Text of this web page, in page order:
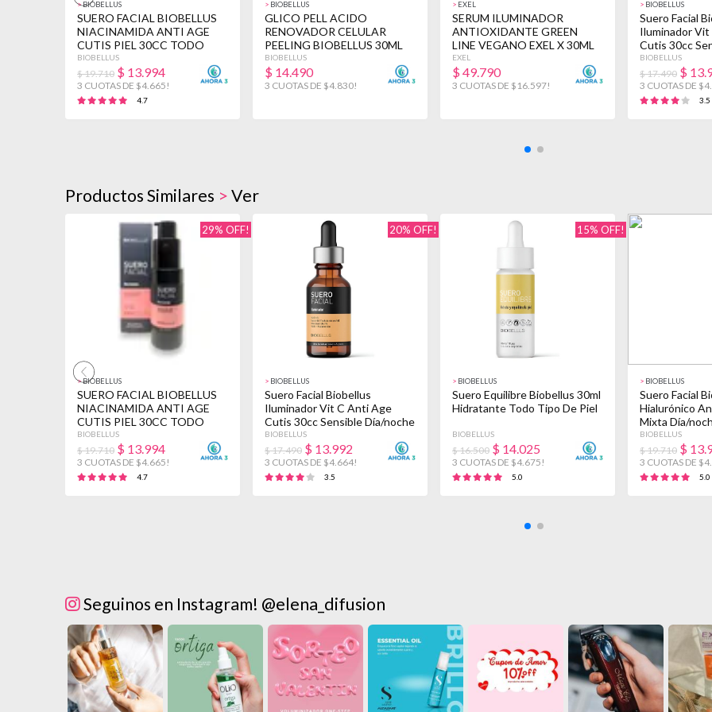
>BIOBELLUS
SUERO FACIAL BIOBELLUS
NIACINAMIDA ANTI AGE
CUTIS PIEL 30CC TODO
TIPO DE PIEL
BIOBELLUS
$ 19.710 $ 13.994
3 CUOTAS DE $4.665!
4.7
> BIOBELLUS
GLICO PELL ACIDO
RENOVADOR CELULAR
PEELING BIOBELLUS 30ML
MIXTA NOCHE
BIOBELLUS
$ 14.490
3 CUOTAS DE $4.830!
> EXEL
SERUM ILUMINADOR
ANTIOXIDANTE GREEN
LINE VEGANO EXEL X 30ML
TODO TIPO DE PIEL
DÍA/NOCHE
EXEL
$ 49.790
3 CUOTAS DE $16.597!
> BIOBELLUS
Suero Facial
Iluminador
Cutis 30cc
BIOBELLUS
$ 17.490 $
3 CUOTAS DE
3.5
Productos Similares >Ver
29% OFF!
>BIOBELLUS
SUERO FACIAL BIOBELLUS
NIACINAMIDA ANTI AGE
CUTIS PIEL 30CC TODO
TIPO DE PIEL
BIOBELLUS
$ 19.710 $ 13.994
3 CUOTAS DE $4.665!
4.7
20% OFF!
> BIOBELLUS
Suero Facial Biobellus
Iluminador Vit C Anti Age
Cutis 30cc Sensible Día/noche
BIOBELLUS
$ 17.490 $ 13.992
3 CUOTAS DE $4.664!
3.5
15% OFF!
> BIOBELLUS
Suero Equilibre Biobellus 30ml
Hidratante Todo Tipo De Piel
BIOBELLUS
$ 16.500 $ 14.025
3 CUOTAS DE $4.675!
5.0
> BIOBELLUS
Suero Facial
Hialurónico
Mixta Día/
BIOBELLUS
$ 19.710 $
3 CUOTAS DE
5.0
Seguinos en Instagram! @elena_difusion